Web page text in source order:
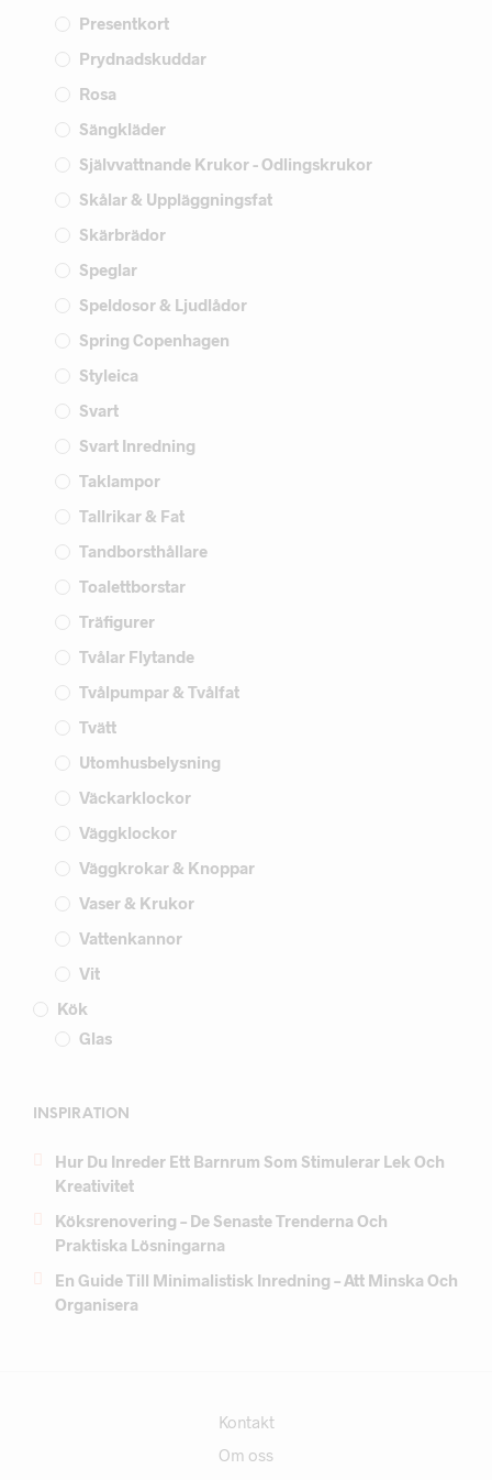
Presentkort
Prydnadskuddar
Rosa
Sängkläder
Självvattnande Krukor - Odlingskrukor
Skålar & Uppläggningsfat
Skärbrädor
Speglar
Speldosor & Ljudlådor
Spring Copenhagen
Styleica
Svart
Svart Inredning
Taklampor
Tallrikar & Fat
Tandborsthållare
Toalettborstar
Träfigurer
Tvålar Flytande
Tvålpumpar & Tvålfat
Tvätt
Utomhusbelysning
Väckarklockor
Väggklockor
Väggkrokar & Knoppar
Vaser & Krukor
Vattenkannor
Vit
Kök
Glas
INSPIRATION
Hur Du Inreder Ett Barnrum Som Stimulerar Lek Och
Kreativitet
Köksrenovering – De Senaste Trenderna Och
Praktiska Lösningarna
En Guide Till Minimalistisk Inredning – Att Minska Och
Organisera
Kontakt
Om oss